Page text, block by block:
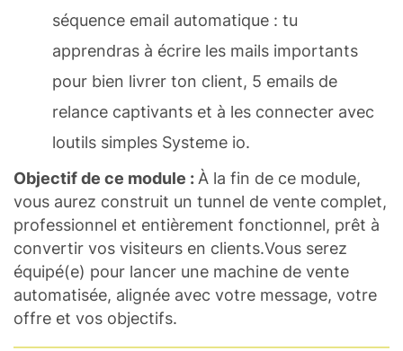
séquence email automatique : tu
apprendras à écrire les mails importants
pour bien livrer ton client, 5 emails de
relance captivants et à les connecter avec
loutils simples Systeme io.
Objectif de ce module : À la fin de ce module,
vous aurez construit un tunnel de vente complet,
professionnel et entièrement fonctionnel, prêt à
convertir vos visiteurs en clients.Vous serez
équipé(e) pour lancer une machine de vente
automatisée, alignée avec votre message, votre
offre et vos objectifs.